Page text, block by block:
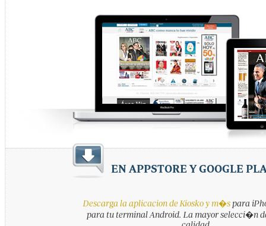
EN APPSTORE Y GOOGLE
Descarga la aplicacion de Kiosko y m�spara
para tu terminal Android. La mayor selecci�n